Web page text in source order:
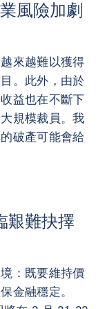
風險加劇
來越難以獲得
。此外，由於
益也在不斷下
規模裁員。我
破產可能會給
艱難抉擇
：既要維持價
金融穩定。